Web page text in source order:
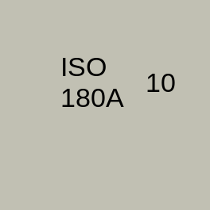
ISO
180A
10